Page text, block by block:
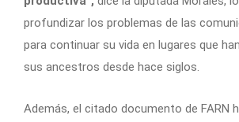
profundizar los problemas de las
para continuar su vida en lugares que
sus ancestros desde hace siglos.
Además, el citado documento de FARN